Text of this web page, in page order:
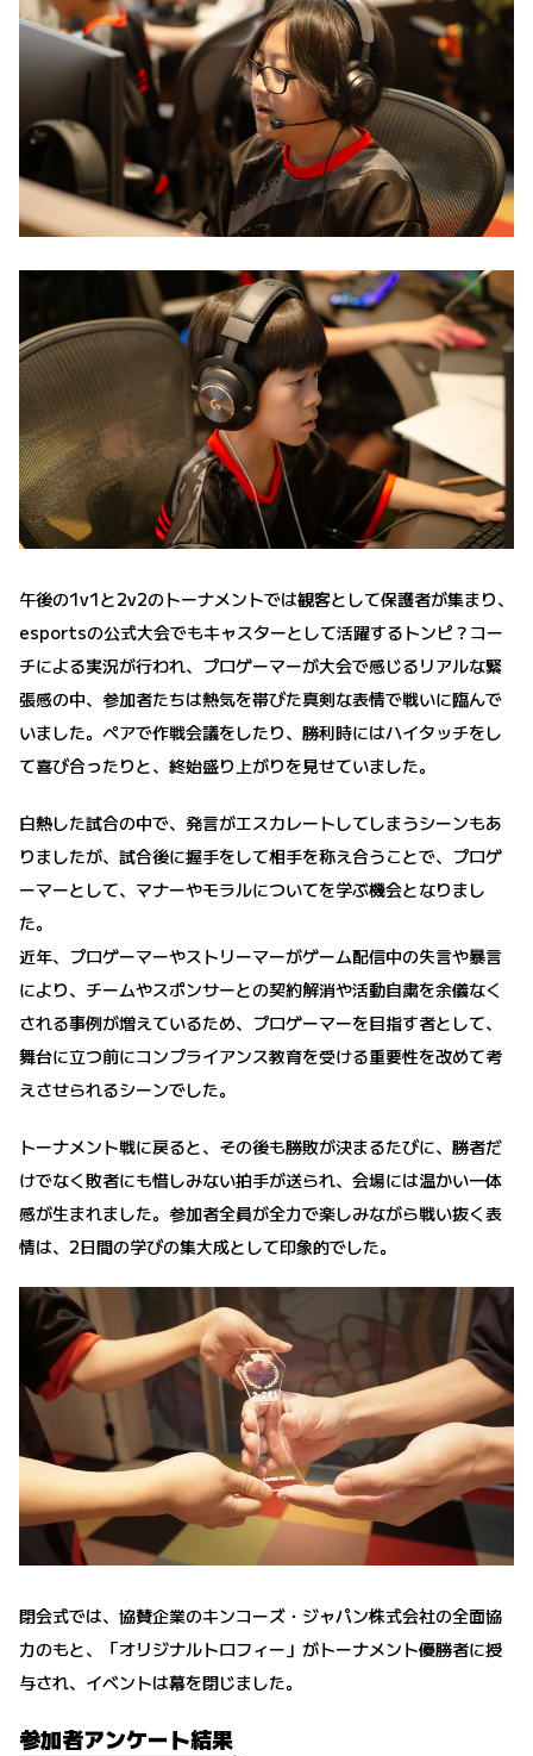
午後の1v1と2v2のトーナメントでは観客として保護者が集まり、
esportsの公式大会でもキャスターとして活躍するトンピ？コー
チによる実況が行われ、プロゲーマーが大会で感じるリアルな緊
張感の中、参加者たちは熱気を帯びた真剣な表情で戦いに臨んで
いました。ペアで作戦会議をしたり、勝利時にはハイタッチをし
て喜び合ったりと、終始盛り上がりを見せていました。
白熱した試合の中で、発言がエスカレートしてしまうシーンもあ
りましたが、試合後に握手をして相手を称え合うことで、プロゲ
ーマーとして、マナーやモラルについてを学ぶ機会となりまし
た。
近年、プロゲーマーやストリーマーがゲーム配信中の失言や暴言
により、チームやスポンサーとの契約解消や活動自粛を余儀なく
される事例が増えているため、プロゲーマーを目指す者として、
舞台に立つ前にコンプライアンス教育を受ける重要性を改めて考
えさせられるシーンでした。
トーナメント戦に戻ると、その後も勝敗が決まるたびに、勝者だ
けでなく敗者にも惜しみない拍手が送られ、会場には温かい一体
感が生まれました。参加者全員が全力で楽しみながら戦い抜く表
情は、2日間の学びの集大成として印象的でした。
閉会式では、協賛企業のキンコーズ・ジャパン株式会社の全面協
力のもと、「オリジナルトロフィー」がトーナメント優勝者に授
与され、イベントは幕を閉じました。
参加者アンケート結果